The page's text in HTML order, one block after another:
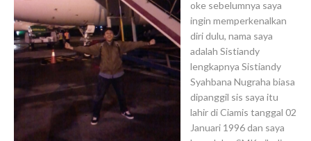
oke sebelumnya saya
ingin memperkenalkan
diri dulu, nama saya
adalah Sistiandy
lengkapnya Sistiandy
Syahbana Nugraha biasa
dipanggil sis saya itu
lahir di Ciamis tanggal 02
Januari 1996 dan saya